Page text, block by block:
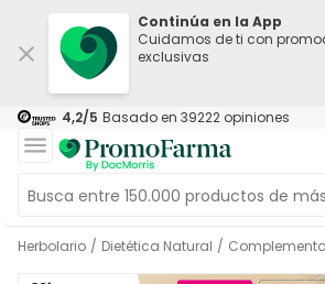
Continúa en la App
Cuidamos de ti con
exclusivas
4,2/5 Basado en 39222 opiniones
Herbolario / Dietética Natural /